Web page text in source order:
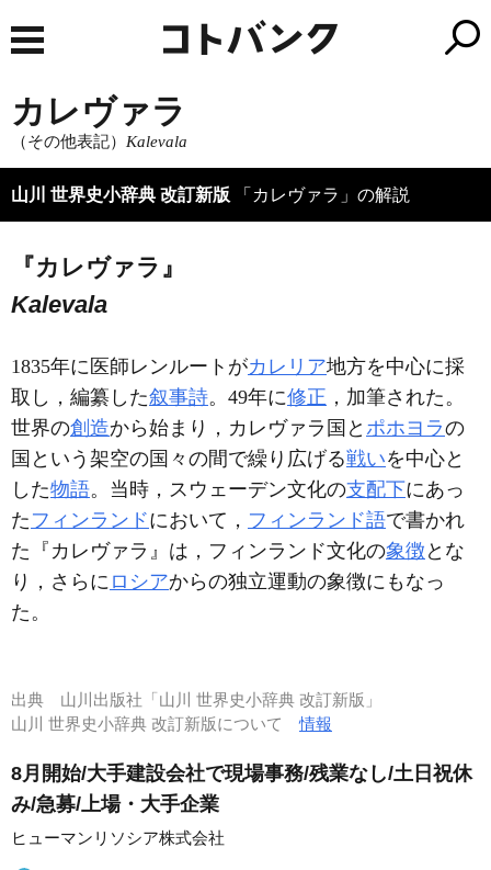
カレヴァラ
（その他表記） Kalevala
山川 世界史小辞典 改訂新版 「カレヴァラ」の解説
『カレヴァラ』
Kalevala
1835年に医師レンルートがカレリア地方を中心に採
取し，編纂した叙事詩。49年に修正 ，加筆された。
世界の創造から始まり，カレヴァラ国と ポホヨラの
国という架空の国々の間で繰り広げる戦いを中心と
した物語。当時，スウェーデン文化の支配下にあっ
た フィンランドにおいて， フィンランド語で書かれ
た『カレヴァラ』は，フィンランド文化の象徴 とな
り，さらに ロシアからの独立運動の象徴にもなっ
た。
出典 山川出版社「山川 世界史小辞典 改訂新版」
山川 世界史小辞典 改訂新版について情報
8月開始/大手建設会社で現場事務/残業なし/土日祝休
み/急募/上場・大手企業
ヒューマンリソシア株式会社